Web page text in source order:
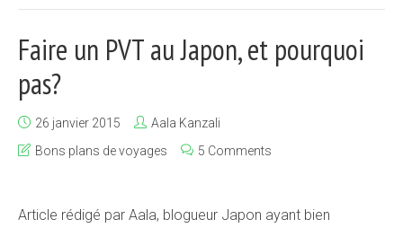
Faire un PVT au Japon, et pourquoi
pas?
26 janvier 2015
Aala Kanzali
Bons plans de voyages
5 Comments
Article rédigé par Aala, blogueur Japon ayant bien